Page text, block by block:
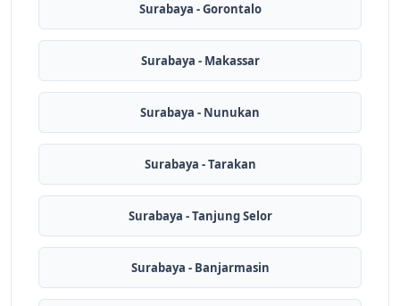
Surabaya - Gorontalo
Surabaya - Makassar
Surabaya - Nunukan
Surabaya - Tarakan
Surabaya - Tanjung Selor
Surabaya - Banjarmasin